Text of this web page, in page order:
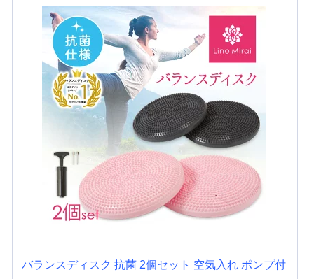
バランスディスク 抗菌 2個セット 空気入れ ポンプ付